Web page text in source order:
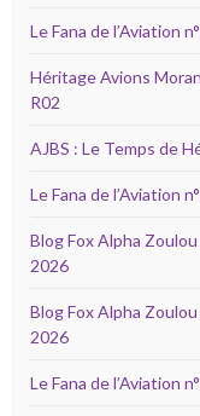
Le Fana de l’Aviation
Héritage Avions
R02
AJBS : Le Temps de
Le Fana de l’Aviation
Blog Fox Alpha
2026
Blog Fox Alpha
2026
Le Fana de l’Aviation